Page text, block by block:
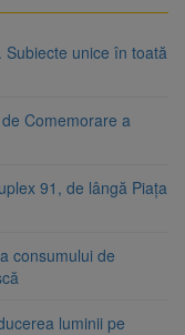
unice în toată
Comemorare a
91, de lângă Piața
consumului de
luminii pe